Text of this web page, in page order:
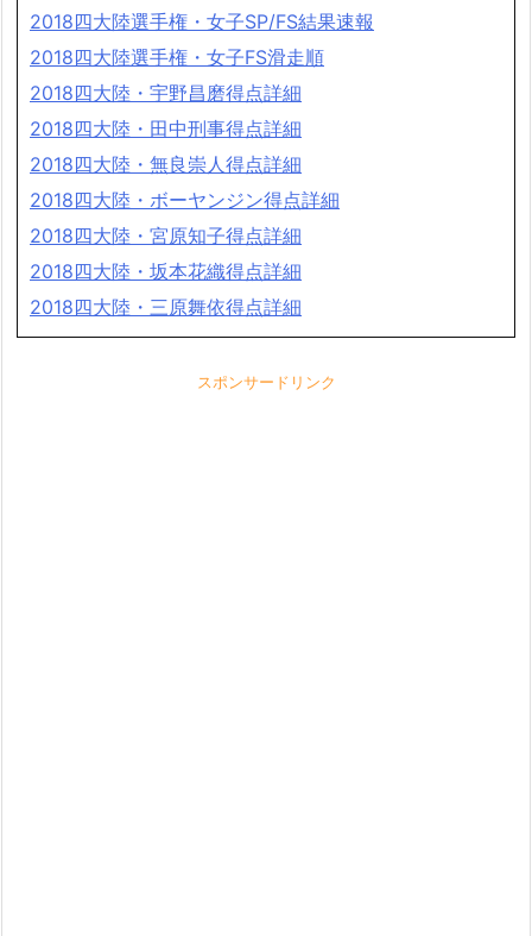
2018四大陸選手権・女子SP/FS結果速報
2018四大陸選手権・女子FS滑走順
2018四大陸・宇野昌磨得点詳細
2018四大陸・田中刑事得点詳細
2018四大陸・無良崇人得点詳細
2018四大陸・ボーヤンジン得点詳細
2018四大陸・宮原知子得点詳細
2018四大陸・坂本花織得点詳細
2018四大陸・三原舞依得点詳細
スポンサードリンク